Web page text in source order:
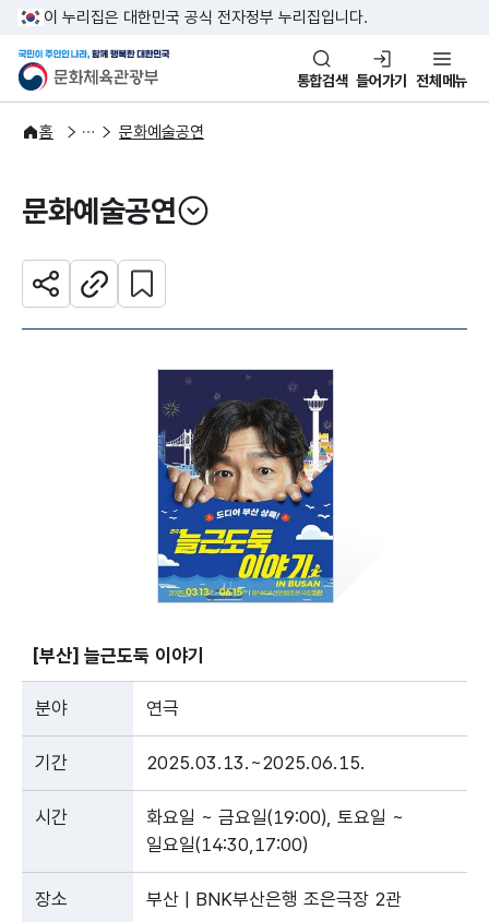
본문 바로가기
주메뉴 바로가기
이 누리집은 대한민국 공식 전자정부 누리집입니다.
문화체육관광부
국민이 주인인 나라, 함께 행복
통합검색 들어가기 전체메뉴
홈
문화광장 문화예술공연
문화예술공연
열기
공유하기주소복사
관심 콘텐츠 설정하기
[부산] 늘근도둑 이야기
분야 연극
기간 2025.03.13.~2025.06.15.
시간
화요일 ~ 금요일(19:00), 토요일 ~
일요일(14:30,17:00)
장소 부산 | BNK부산은행 조은극장 2관